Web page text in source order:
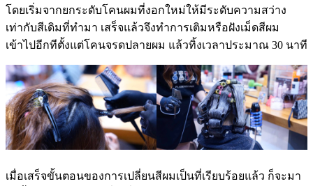
โดยเริ่มจากยกระดับโคนผมที่งอกใหม่ให้มีระดับความสว่าง
เท่ากับสีเดิมที่ทำมา เสร็จแล้วจึงทำการเติมหรือฝังเม็ดสีผม
เข้าไปอีกทีตั้งแต่โคนจรดปลายผม แล้วทิ้งเวลาประมาณ 30 นาที
เมื่อเสร็จขั้นตอนของการเปลี่ยนสีผมเป็นที่เรียบร้อยแล้ว ก็จะมา